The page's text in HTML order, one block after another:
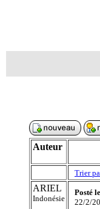
Auteur
Trier
ARIEL
Indonésie
Posté
22/2/